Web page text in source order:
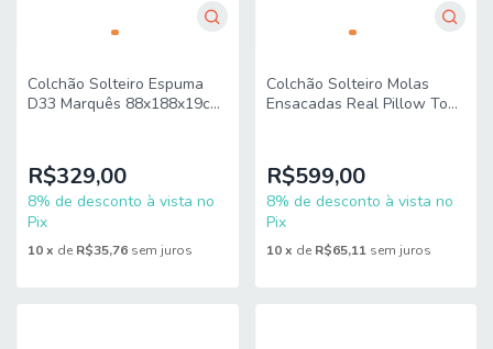
Colchão Solteiro Espuma
D33 Marquês 88x188x19cm
R$329,00
8% de desconto à vista no
Pix
10x de R$35,76 sem juros
Colchão Solteiro Molas
Ensacadas Real Pillow Top
R$599,00
8% de desconto à vista no
Pix
10 x de R$65,11 sem juros